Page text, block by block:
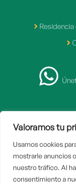
Valoramos tu
Usamos cookies
mostrarle anuncios
nuestro tráfico. Al
consentimiento a
2007 -